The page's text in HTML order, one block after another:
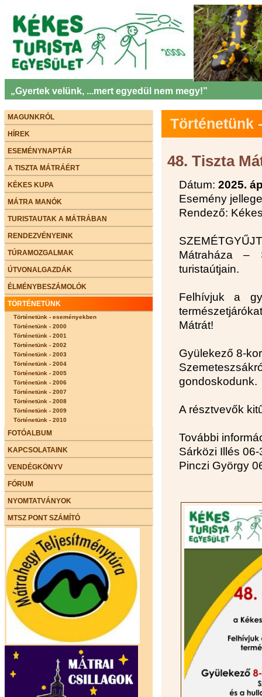
„Gyertek velünk, ...mert egyedül nem megy!”
MAGUNKRÓL
HÍREK
ESEMÉNYNAPTÁR
A TISZTA MÁTRÁÉRT
KÉKES KUPA
MÁTRA MANÓK
TURISTAUTAK A MÁTRÁBAN
RENDEZVÉNYEINK
TÚRAMOZGALMAK
ÚTVONALGAZDÁK
ÉLMÉNYBESZÁMOLÓK
TÖRTÉNETÜNK
Történetünk - eseményekben
Történetünk - 2000
Történetünk - 2001
Történetünk - 2002
Történetünk - 2003
Történetünk - 2004
Történetünk - 2005
Történetünk - 2006
Történetünk - 2007
Történetünk - 2008
Történetünk - 2009
Történetünk - 2010
FOTÓALBUM
KAPCSOLATAINK
VENDÉGKÖNYV
FÓRUM
NYOMTATVÁNYOK
MTSZ PONT SZÁMÍTÓ
Történetünk
48. Tiszta
Dátum: 2025.
Esemény
Rendező:
Mátraháza –
turistaútjain.
Felhívjuk a
Mátrát!
Gyülekező 8-
gondoskodunk.
A résztvevők
További
Sárközi Illés
Pinczi György